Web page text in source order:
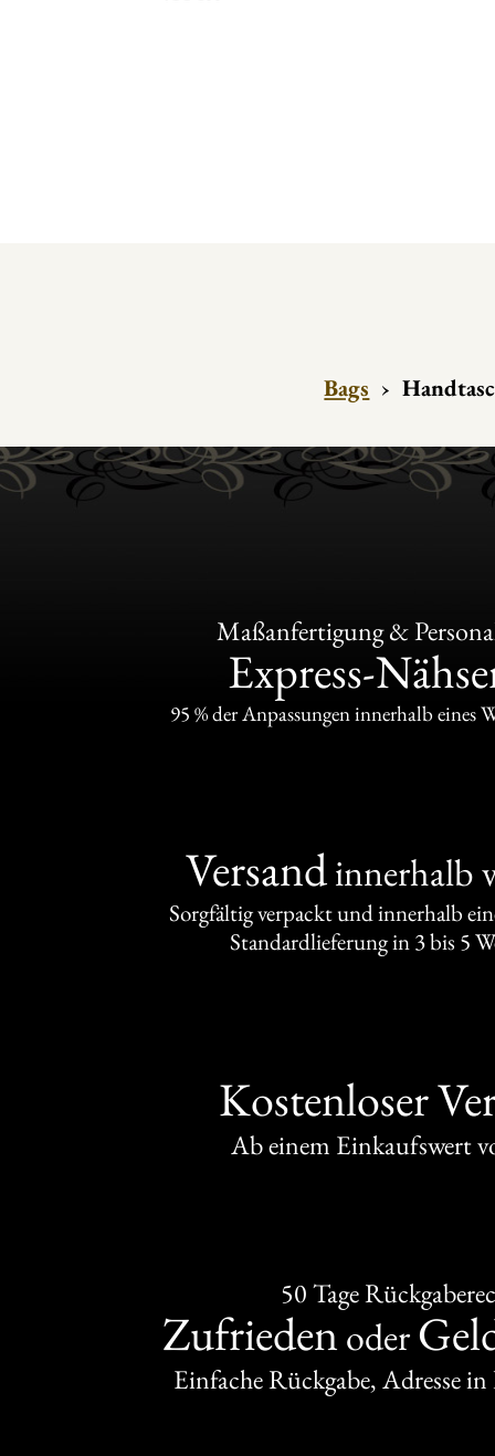
Bags ›
Maßanfertigung &
Express-
95 % der Anpassungen innerhalb eines
Versandinnerhalb
Sorgfältig verpackt und innerhalb
Standardlieferung in 3 bis 5
Kostenloser
Ab einem Einkaufswert
50 Tage
Zufrieden oder
Einfache Rückgabe, Adresse